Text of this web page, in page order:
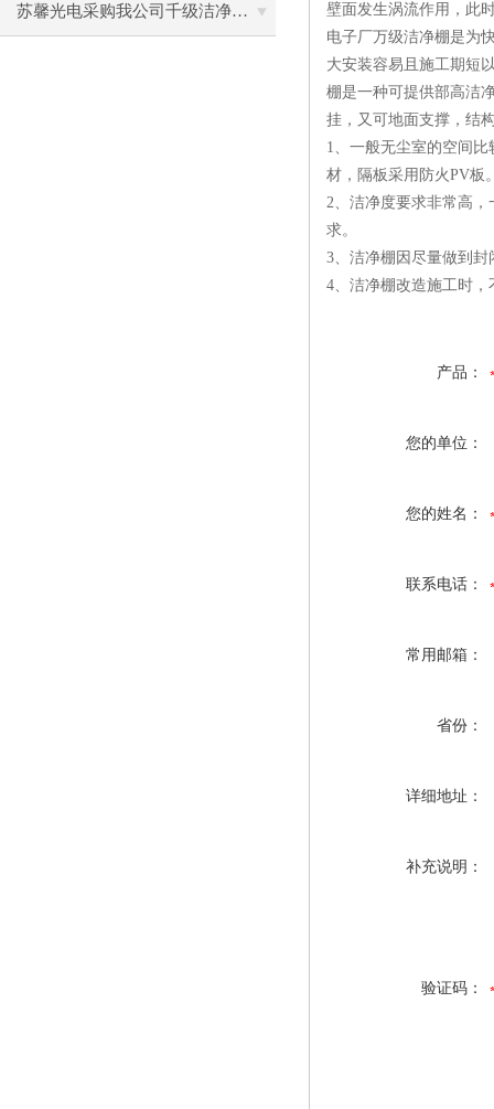
苏馨光电采购我公司千级洁净棚普通工作台一批（7月07日）已顺利交货
壁面发生涡流作用，此
电子厂万级洁净棚是为
大安装容易且施工期短
棚是一种可提供部高洁
挂，又可地面支撑，结
1、一般无尘室的空间
材，隔板采用防火PV板
2、洁净度要求非常高
求。
3、洁净棚因尽量做到
4、洁净棚改造施工时
产品：
您的单位：
您的姓名：
联系电话：
常用邮箱：
省份：
详细地址：
补充说明：
验证码：